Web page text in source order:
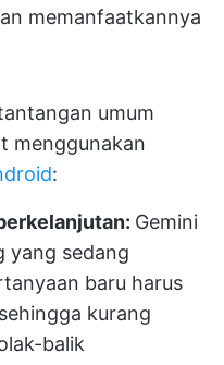
memanfaatkannya
umum
menggunakan
:
Gemini
yang sedang
baru harus
kurang
balik